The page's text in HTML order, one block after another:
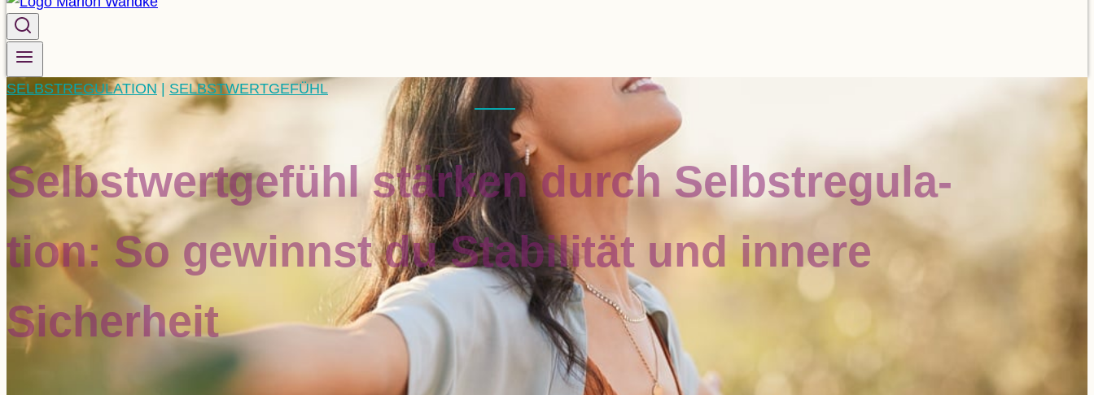
SELBSTREGULATION | SELBSTWERTGEFÜHL
Selbst­wert­ge­fühl stär­ken durch Selbst­re­gu­la­
tion: So gewinnst du Sta­bi­li­tät und innere
Sicherheit